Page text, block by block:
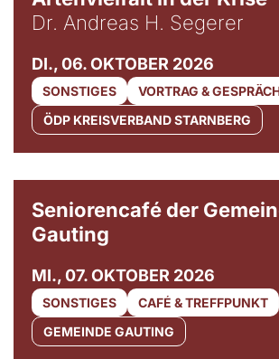
Dr. Andreas H. Segerer
DI., 06. OKTOBER 2026
SONSTIGES
VORTRAG &
ÖDP KREISVERBAND STARNBERG
Seniorencafé der
Gauting
MI., 07. OKTOBER 2026
SONSTIGES
CAFÉ & TREFFPUNKT
GEMEINDE GAUTING